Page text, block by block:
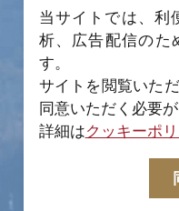
〒922-0423
石川県加賀市作見町ヲ6-
TEL 0761-72-6678
© 2022-2026 加賀
当サイトでは、利
析、広告配信のた
す。
サイトを閲覧いた
同意いただく必要が
詳細はクッキーポ